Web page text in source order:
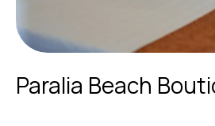
Paralia Beach